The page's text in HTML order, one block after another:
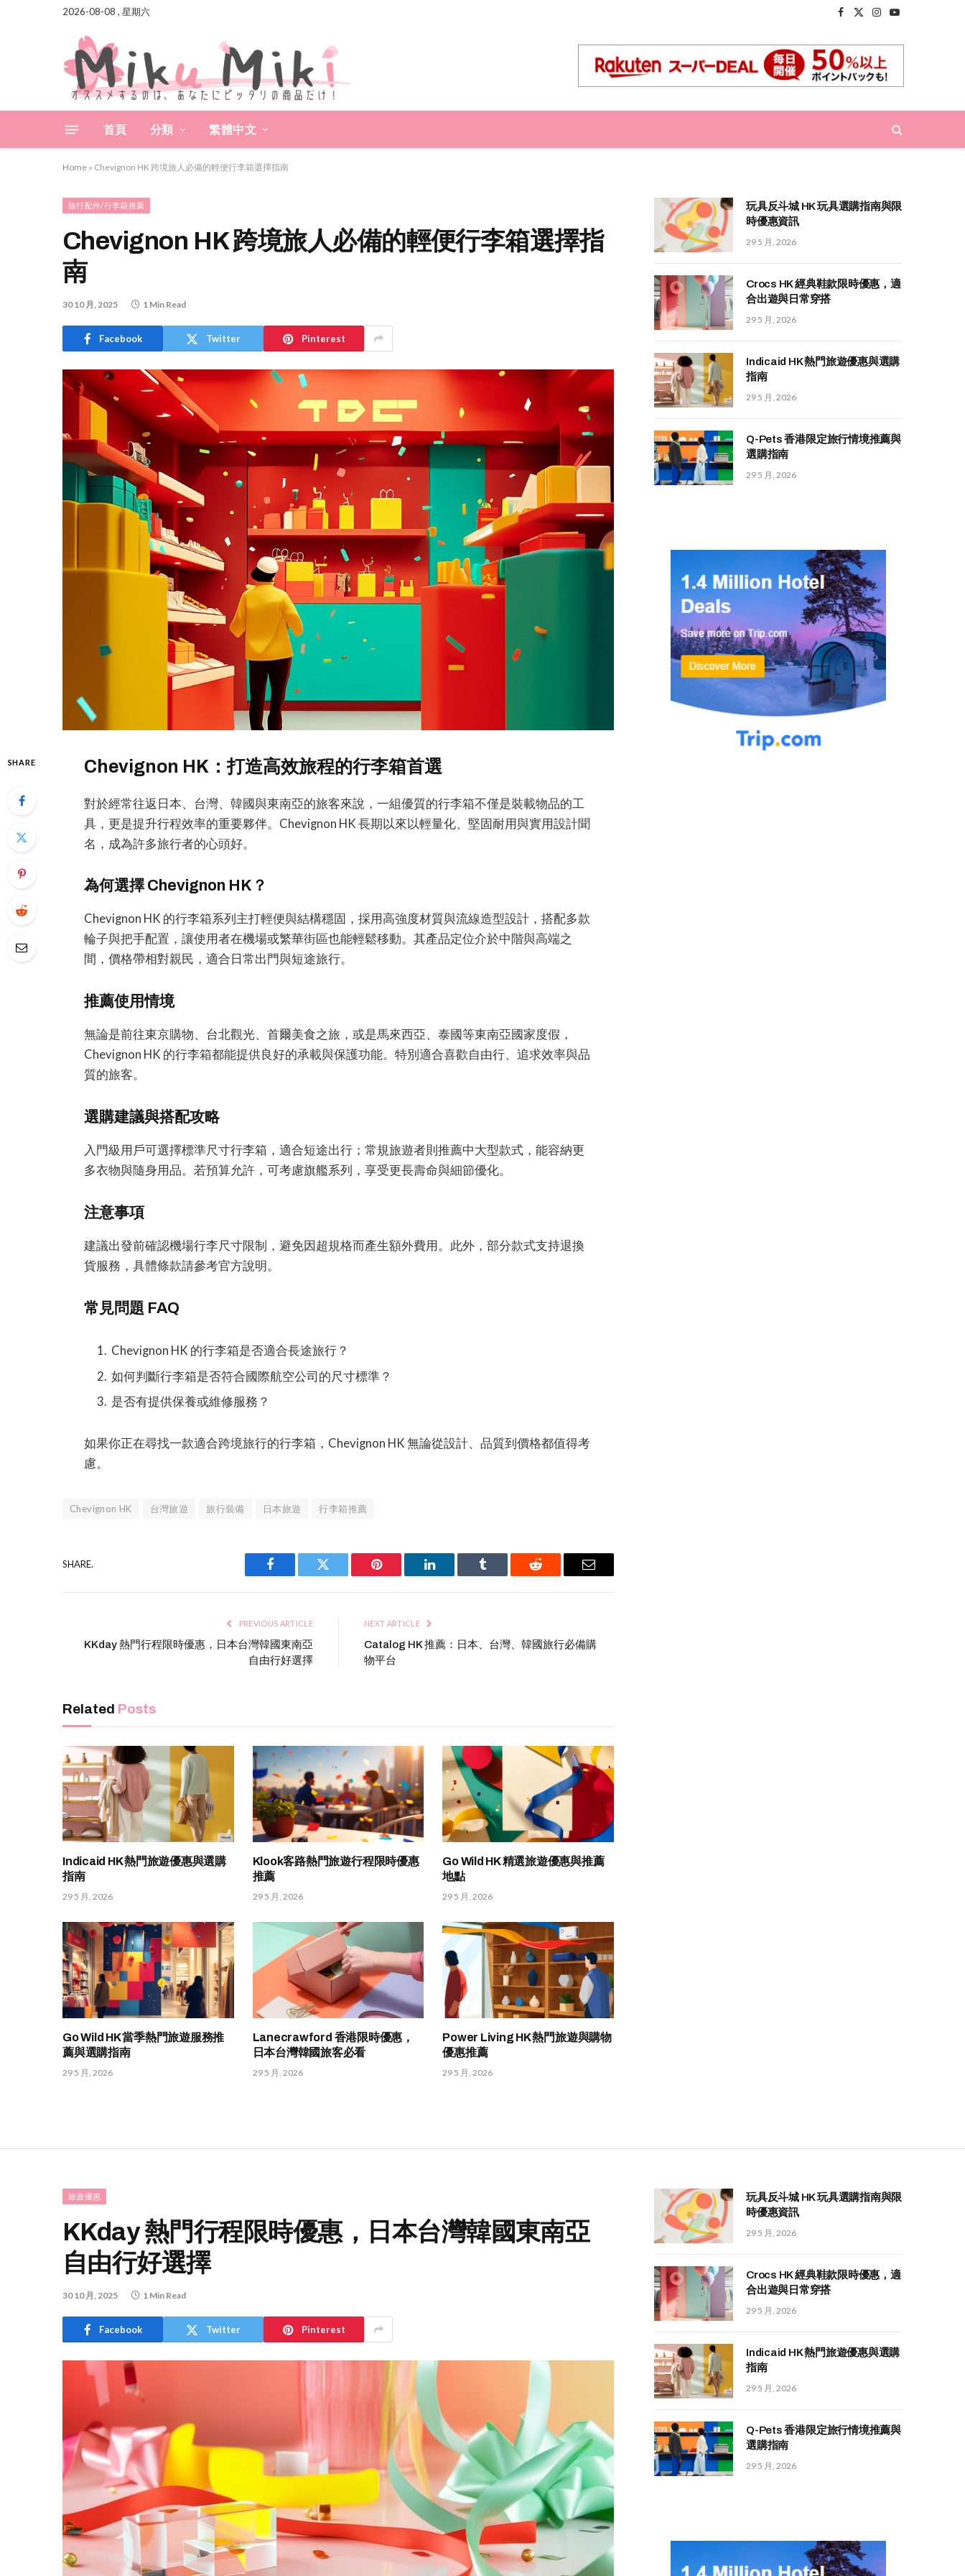
2026-08-08 , 星期六
Facebook
X
Instagram
YouTube
首頁 分類 繁體中文
Home » Chevignon HK 跨境旅人必備的輕便行李箱選擇指南
旅行配件/行李箱推薦
Chevignon HK 跨境旅人必備的輕便行李箱選擇指
南
30 10 月, 2025 1 Min Read
Facebook Twitter Pinterest
SHARE Chevignon HK：打造高效旅程的行李箱首選
對於經常往返日本、台灣、韓國與東南亞的旅客來說，一組優質的行李箱不僅是裝載物品的工
具，更是提升行程效率的重要夥伴。Chevignon HK 長期以來以輕量化、堅固耐用與實用設計聞
名，成為許多旅行者的心頭好。
為何選擇 Chevignon HK？
Chevignon HK 的行李箱系列主打輕便與結構穩固，採用高強度材質與流線造型設計，搭配多款
輪子與把手配置，讓使用者在機場或繁華街區也能輕鬆移動。其產品定位介於中階與高端之
間，價格帶相對親民，適合日常出門與短途旅行。
推薦使用情境
無論是前往東京購物、台北觀光、首爾美食之旅，或是馬來西亞、泰國等東南亞國家度假，
Chevignon HK 的行李箱都能提供良好的承載與保護功能。特別適合喜歡自由行、追求效率與品
質的旅客。
選購建議與搭配攻略
入門級用戶可選擇標準尺寸行李箱，適合短途出行；常規旅遊者則推薦中大型款式，能容納更
多衣物與隨身用品。若預算允許，可考慮旗艦系列，享受更長壽命與細節優化。
注意事項
建議出發前確認機場行李尺寸限制，避免因超規格而產生額外費用。此外，部分款式支持退換
貨服務，具體條款請參考官方說明。
常見問題 FAQ
Chevignon HK 的行李箱是否適合長途旅行？
如何判斷行李箱是否符合國際航空公司的尺寸標準？
是否有提供保養或維修服務？
如果你正在尋找一款適合跨境旅行的行李箱，Chevignon HK 無論從設計、品質到價格都值得考
慮。
Chevignon HK 台灣旅遊 旅行裝備 日本旅遊 行李箱推薦
SHARE.
Facebook Twitter Pinterest LinkedIn Tumblr Reddit Email
PREVIOUS ARTICLE
KKday 熱門行程限時優惠，日本台灣韓國東南亞
自由行好選擇
NEXT ARTICLE
Catalog HK 推薦：日本、台灣、韓國旅行必備購
物平台
Related Posts
Indicaid HK 熱門旅遊優惠與選購
指南
29 5 月, 2026
Klook客路熱門旅遊行程限時優惠
推薦
29 5 月, 2026
Go Wild HK 精選旅遊優惠與推薦
地點
29 5 月, 2026
Go Wild HK 當季熱門旅遊服務推
薦與選購指南
29 5 月, 2026
Lanecrawford 香港限時優惠，
日本台灣韓國旅客必看
29 5 月, 2026
Power Living HK 熱門旅遊與購物
優惠推薦
29 5 月, 2026
玩具反斗城 HK 玩具選購指南與限
時優惠資訊
29 5 月, 2026
Crocs HK 經典鞋款限時優惠，適
合出遊與日常穿搭
29 5 月, 2026
Indicaid HK 熱門旅遊優惠與選購
指南
29 5 月, 2026
Q-Pets 香港限定旅行情境推薦與
選購指南
29 5 月, 2026
旅遊優惠
KKday 熱門行程限時優惠，日本台灣韓國東南亞
自由行好選擇
30 10 月, 2025 1 Min Read
Facebook Twitter Pinterest
玩具反斗城 HK 玩具選購指南與限
時優惠資訊
29 5 月, 2026
Crocs HK 經典鞋款限時優惠，適
合出遊與日常穿搭
29 5 月, 2026
Indicaid HK 熱門旅遊優惠與選購
指南
29 5 月, 2026
Q-Pets 香港限定旅行情境推薦與
選購指南
29 5 月, 2026